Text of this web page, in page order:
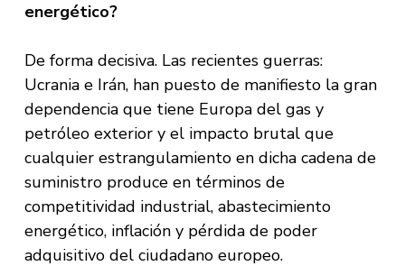
energético?
De forma decisiva. Las recientes guerras:
Ucrania e Irán, han puesto de manifiesto la gran
dependencia que tiene Europa del gas y
petróleo exterior y el impacto brutal que
cualquier estrangulamiento en dicha cadena de
suministro produce en términos de
competitividad industrial, abastecimiento
energético, inflación y pérdida de poder
adquisitivo del ciudadano europeo.